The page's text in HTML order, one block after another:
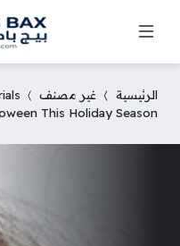
الرئيسية غير مصنف
This Holiday Season